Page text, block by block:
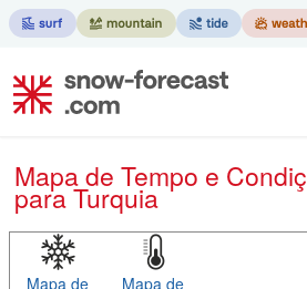
Mapa de Tempo e
para Turquia
Mapa de
Mapa de